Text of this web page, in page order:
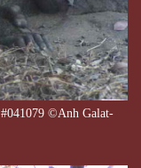
#041079 ©Anh Galat-